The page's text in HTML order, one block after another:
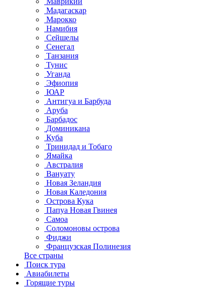
Мадагаскар
Марокко
Намибия
Сейшелы
Сенегал
Танзания
Тунис
Уганда
Эфиопия
ЮАР
Антигуа и Барбуда
Аруба
Барбадос
Доминикана
Куба
Тринидад и Тобаго
Ямайка
Австралия
Вануату
Новая Зеландия
Новая Каледония
Острова Кука
Папуа Новая Гвинея
Самоа
Соломоновы острова
Фиджи
Французская Полинезия
Все страны
Поиск тура
Авиабилеты
Горящие туры